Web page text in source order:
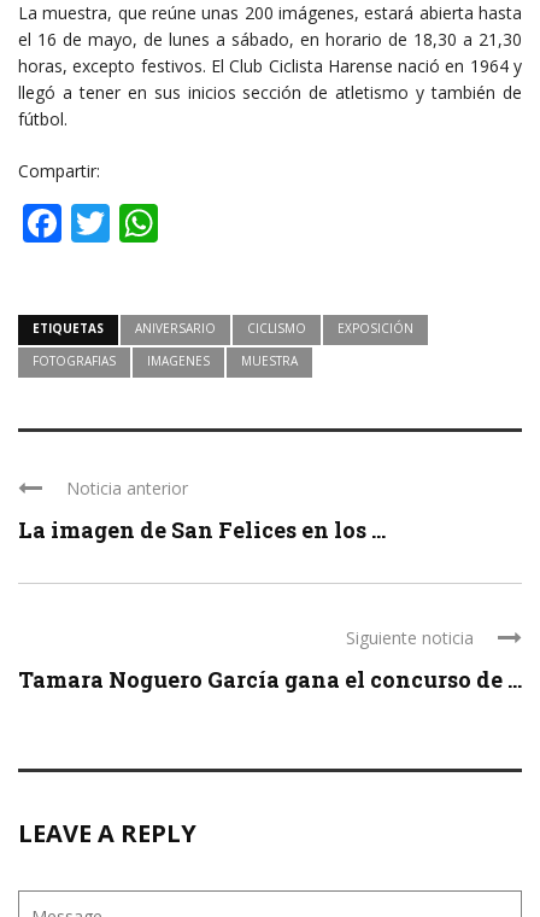
La muestra, que reúne unas 200 imágenes, estará abierta hasta
el 16 de mayo, de lunes a sábado, en horario de 18,30 a 21,30
horas, excepto festivos. El Club Ciclista Harense nació en 1964 y
llegó a tener en sus inicios sección de atletismo y también de
fútbol.
Compartir:
Facebook
Twitter
ETIQUETAS ANIVERSARIO CICLISMO
EXPOSICIÓN
FOTOGRAFIAS
IMAGENES MUESTRA
Noticia anterior
La imagen de San Felices en los ...
Siguiente noticia
Tamara Noguero García gana el concurso de ...
LEAVE A REPLY